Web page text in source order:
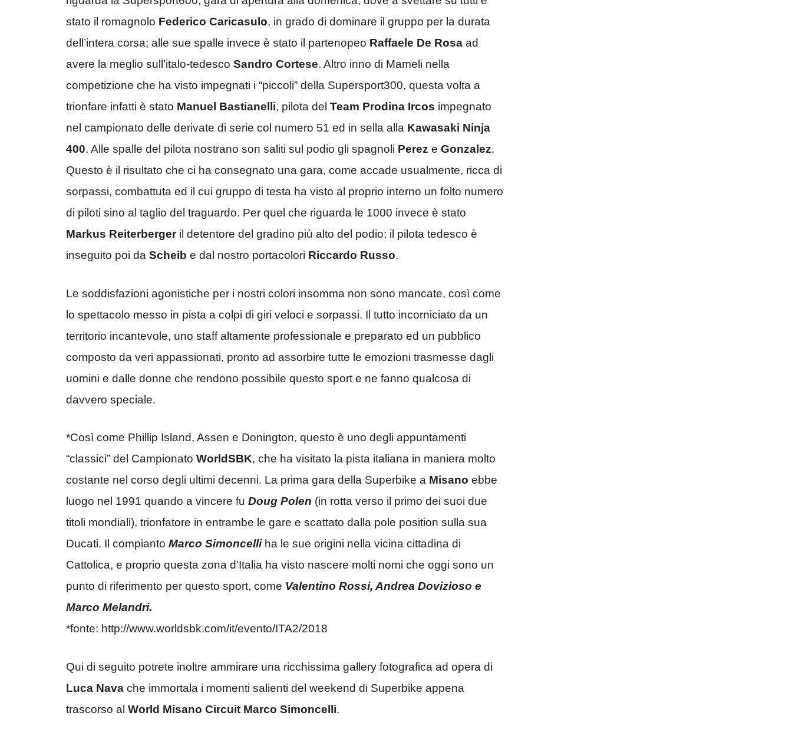
stato il romagnolo Federico Caricasulo, in grado di dominare il gruppo per la durata
dell’intera corsa; alle sue spalle invece è stato il partenopeo Raffaele De Rosa ad
avere la meglio sull’italo-tedesco Sandro Cortese. Altro inno di Mameli nella
competizione che ha visto impegnati i “piccoli” della Supersport300, questa volta a
trionfare infatti è stato Manuel Bastianelli, pilota del Team Prodina Ircos impegnato
nel campionato delle derivate di serie col numero 51 ed in sella alla Kawasaki Ninja
400. Alle spalle del pilota nostrano son saliti sul podio gli spagnoli Perez e Gonzalez.
Questo è il risultato che ci ha consegnato una gara, come accade usualmente, ricca di
sorpassi, combattuta ed il cui gruppo di testa ha visto al proprio interno un folto numero
di piloti sino al taglio del traguardo. Per quel che riguarda le 1000 invece è stato
Markus Reiterbergeril detentore del gradino più alto del podio; il pilota tedesco è
inseguito poi da Scheib e dal nostro portacolori Riccardo Russo.
Le soddisfazioni agonistiche per i nostri colori insomma non sono mancate, così come
lo spettacolo messo in pista a colpi di giri veloci e sorpassi. Il tutto incorniciato da un
territorio incantevole, uno staff altamente professionale e preparato ed un pubblico
composto da veri appassionati, pronto ad assorbire tutte le emozioni trasmesse dagli
uomini e dalle donne che rendono possibile questo sport e ne fanno qualcosa di
davvero speciale.
*Così come Phillip Island, Assen e Donington, questo è uno degli appuntamenti
“classici” del Campionato WorldSBK, che ha visitato la pista italiana in maniera molto
costante nel corso degli ultimi decenni. La prima gara della Superbike a Misano ebbe
luogo nel 1991 quando a vincere fu Doug Polen (in rotta verso il primo dei suoi due
titoli mondiali), trionfatore in entrambe le gare e scattato dalla pole position sulla sua
Ducati. Il compianto Marco Simoncelliha le sue origini nella vicina cittadina di
Cattolica, e proprio questa zona d’Italia ha visto nascere molti nomi che oggi sono un
punto di riferimento per questo sport, come Valentino Rossi, Andrea Dovizioso e
Marco Melandri.
*fonte: http://www.worldsbk.com/it/evento/ITA2/2018
Qui di seguito potrete inoltre ammirare una ricchissima gallery fotografica ad opera di
Luca Nava che immortala i momenti salienti del weekend di Superbike appena
trascorso al World Misano Circuit Marco Simoncelli.